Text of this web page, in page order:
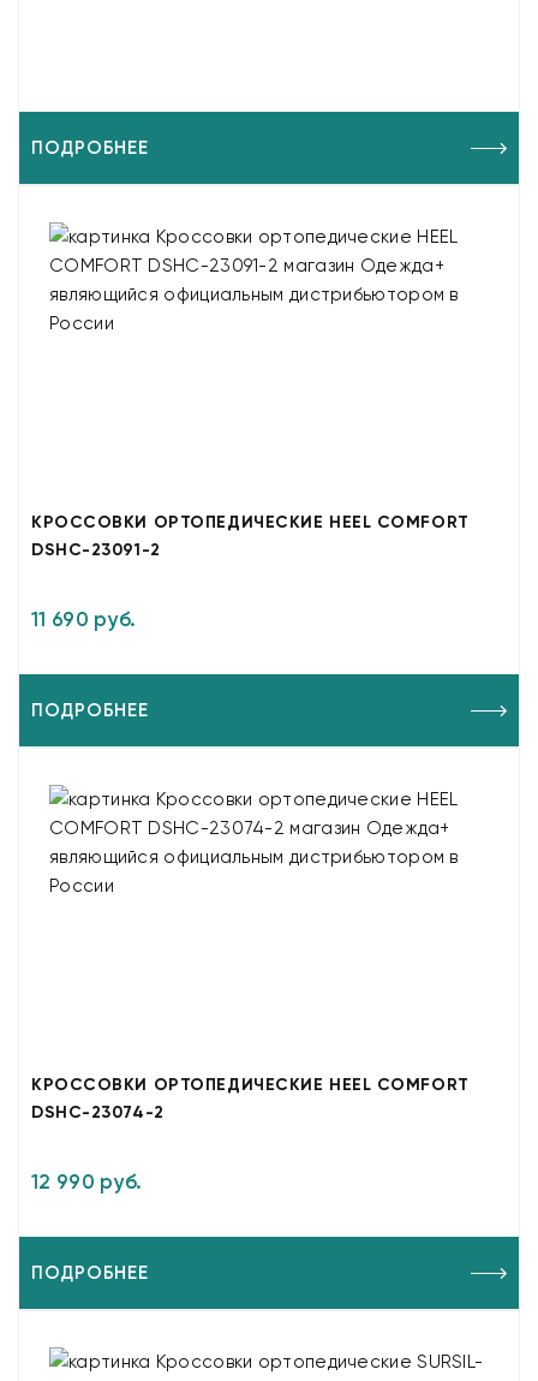
ПОДРОБНЕЕ
КРОССОВКИ ОРТОПЕДИЧЕСКИЕ HEEL COMFORT
DSHC-23091-2
11 690 руб.
ПОДРОБНЕЕ
КРОССОВКИ ОРТОПЕДИЧЕСКИЕ HEEL COMFORT
DSHC-23074-2
12 990 руб.
ПОДРОБНЕЕ